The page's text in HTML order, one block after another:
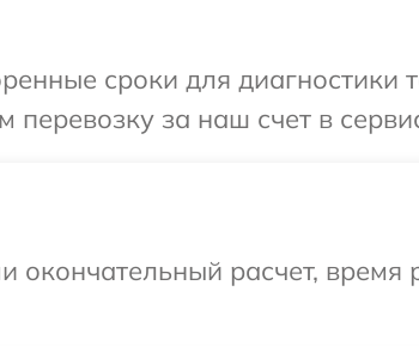
сроки для диагностики
за наш счет в
окончательный расчет, время